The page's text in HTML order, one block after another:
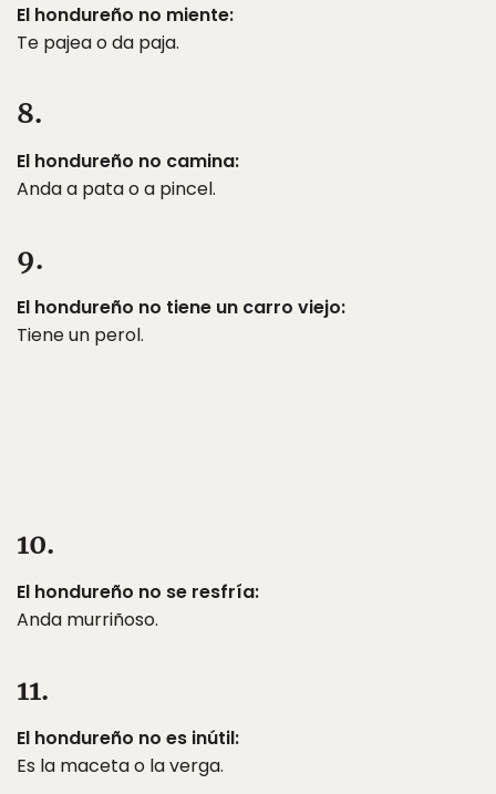
El hondureño no miente:
Te pajea o da paja.
8.
El hondureño no camina:
Anda a pata o a pincel.
9.
El hondureño no tiene un carro viejo:
Tiene un perol.
10.
El hondureño no se resfría:
Anda murriñoso.
11.
El hondureño no es inútil:
Es la maceta o la verga.